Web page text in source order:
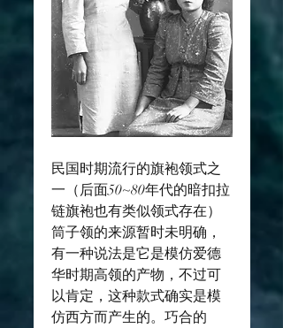
民国时期流行的旗袍领式之
一（后面50~80年代的暗扣拉
链旗袍也有类似领式存在）
筒子领的来源暂时未明确，
有一种说法是它是模仿爱德
华时期高领的产物，不过可
以肯定，这种款式确实是模
仿西方而产生的。巧合的